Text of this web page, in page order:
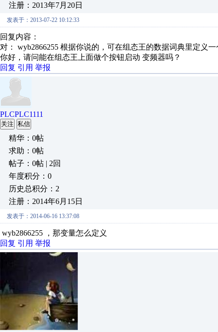
注册：2013年7月20日
发表于：2013-07-22 10:12:33
回复内容：
对： wyb2866255 根据你说的，可在组态王的数据词典里定义
你好，请问能在组态王上面做个按钮启动 变频器吗？
回复 引用 举报
PLCPLC1111
关注 私信
精华：0帖
求助：0帖
帖子：0帖 | 2回
年度积分：0
历史总积分：2
注册：2014年6月15日
发表于：2014-06-16 13:37:08
wyb2866255 ，那变量怎么定义
回复 引用 举报